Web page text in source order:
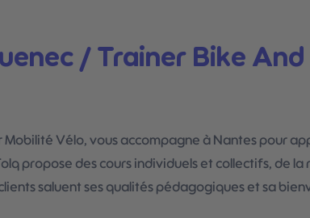
/ Trainer Bike
Vélo, vous accompagne à Nantes pour
propose des cours individuels et collectifs, de la
saluent ses qualités pédagogiques et sa